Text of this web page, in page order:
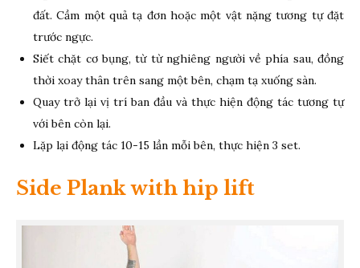
đất. Cầm một quả tạ đơn hoặc một vật nặng tương tự đặt
trước ngực.
Siết chặt cơ bụng, từ từ nghiêng người về phía sau, đồng
thời xoay thân trên sang một bên, chạm tạ xuống sàn.
Quay trở lại vị trí ban đầu và thực hiện động tác tương tự
với bên còn lại.
Lặp lại động tác 10-15 lần mỗi bên, thực hiện 3 set.
Side Plank with hip lift